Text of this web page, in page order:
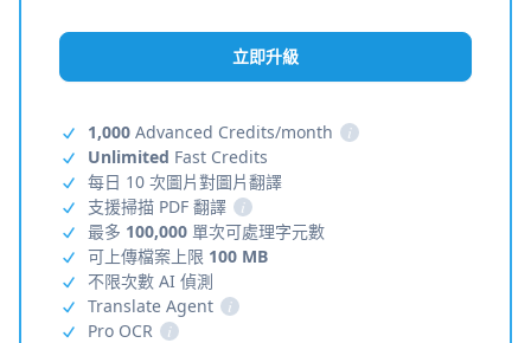
立即升級
1,000 Advanced Credits/month
i
Unlimited Fast Credits
每日 10 次圖片對圖片翻譯
支援掃描 PDF 翻譯
i
最多 100,000 單次可處理字元數
可上傳檔案上限 100 MB
不限次數 AI 偵測
Translate Agent
i
Pro OCR
i